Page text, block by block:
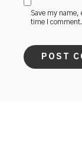
Save my
time I comment.